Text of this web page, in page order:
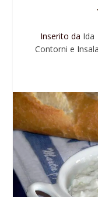
Inserito da Ida
Contorni e